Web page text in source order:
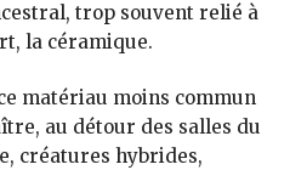
trop souvent relié à
la céramique.
matériau moins commun
au détour des salles du
créatures hybrides,